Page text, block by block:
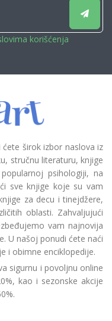
korišćenja
širok izbor naslova iz
stručnu literaturu, knjige
psihologiji, na
sve knjige koje su vam
za decu i tinejdžere,
oblasti. Zahvaljujući
vam najnovija
U našoj ponudi ćete naći
i obimne enciklopedije.
sigurnu i povoljnu online
kao i sezonske akcije